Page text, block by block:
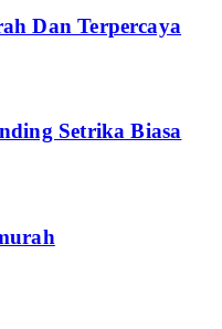
Dan Terpercaya
Setrika Biasa